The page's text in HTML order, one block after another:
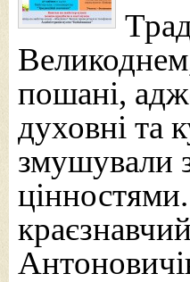
пошані,
духовні та
змушували